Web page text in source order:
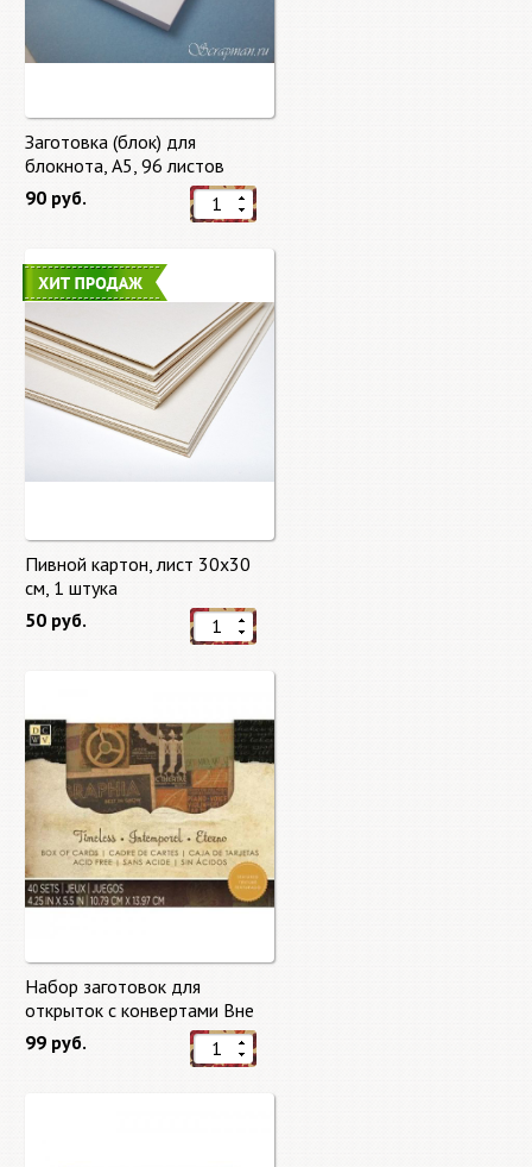
Заготовка (блок) для
блокнота, А5, 96 листов
90 руб.
Пивной картон, лист 30х30
cм, 1 штука
50 руб.
Набор заготовок для
открыток с конвертами Вне
времени (Timeless) от DCWV
99 руб.